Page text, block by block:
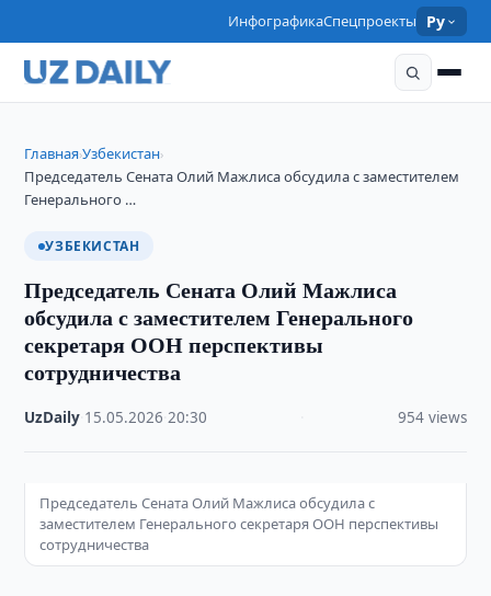
ИнфографикаСпецпроекты Ру
Главная›Узбекистан›
Председатель Сената Олий Мажлиса обсудила с заместителем
Генерального …
УЗБЕКИСТАН
Председатель Сената Олий Мажлиса
обсудила с заместителем Генерального
секретаря ООН перспективы
сотрудничества
UzDaily 15.05.2026 ·20:30 954 views
Председатель Сената Олий Мажлиса обсудила с
заместителем Генерального секретаря ООН перспективы
сотрудничества